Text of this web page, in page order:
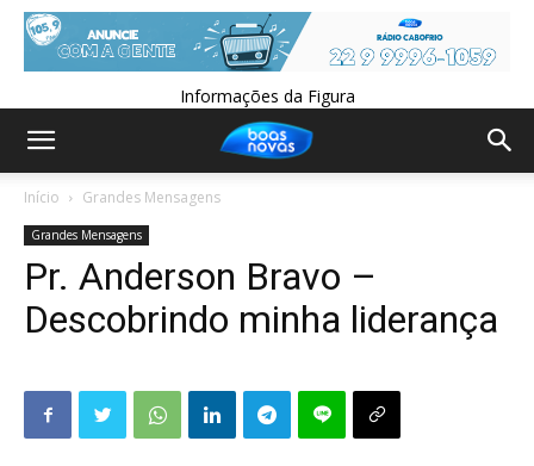
Informações da Figura
Início Grandes Mensagens
Grandes Mensagens
Pr. Anderson Bravo –
Descobrindo minha liderança